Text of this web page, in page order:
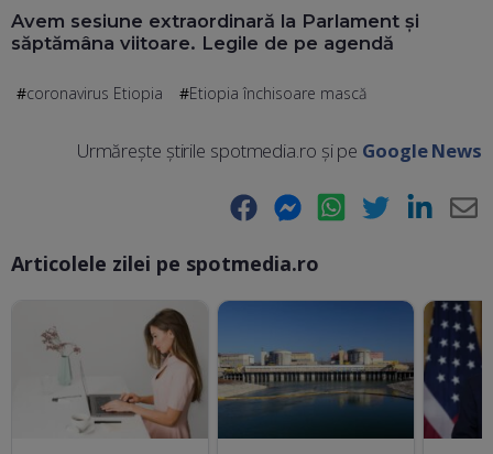
Avem sesiune extraordinară la Parlament și
săptămâna viitoare. Legile de pe agendă
coronavirus Etiopia Etiopia închisoare mască
Urmărește știrile spotmedia.ro și pe Google News
Facebook Messenger WhatsApp Twitter LinkedIn
Articolele zilei pe spotmedia.ro